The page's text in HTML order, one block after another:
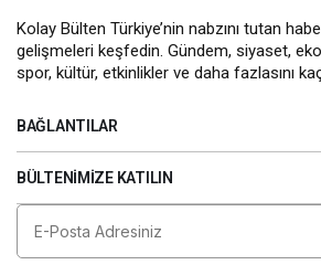
Kolay Bülten Türkiye’nin nabzını tutan
gelişmeleri keşfedin. Gündem, siyaset,
spor, kültür, etkinlikler ve daha fazlasını
BAĞLANTILAR
BÜLTENIMIZE KATILIN